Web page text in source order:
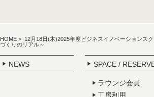
HOME > 12月18日(木)2025年度ビジネスイノベーションス
づくりのリアル～
NEWS SPACE /
ラウンジ会員
工房利用